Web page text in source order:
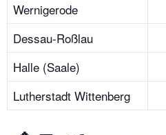
Wernigerode
Dessau-Roßlau
Halle (Saale)
Lutherstadt Wittenberg